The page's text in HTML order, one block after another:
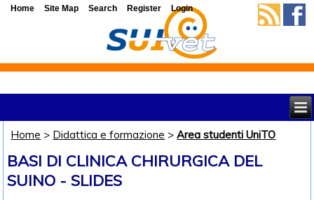
Home > Didattica e formazione >Area studenti UniTO
BASI DI CLINICA CHIRURGICA DEL
SUINO - SLIDES
Home Site Map Search Register Login